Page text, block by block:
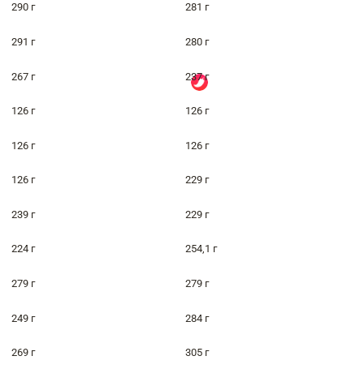
290 г 281 г
291 г 280 г
267 г 237 г
126 г 126 г
126 г 126 г
126 г 229 г
239 г 229 г
224 г 254,1 г
279 г 279 г
249 г 284 г
269 г 305 г